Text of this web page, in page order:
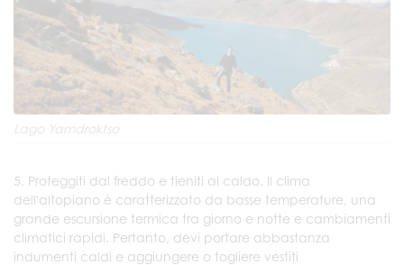
Lago Yamdroktso
5. Proteggiti dal freddo e tieniti al caldo. Il clima
dell'altopiano è caratterizzato da basse temperature, una
grande escursione termica tra giorno e notte e cambiamenti
climatici rapidi. Pertanto, devi portare abbastanza
indumenti caldi e aggiungere o togliere vestiti